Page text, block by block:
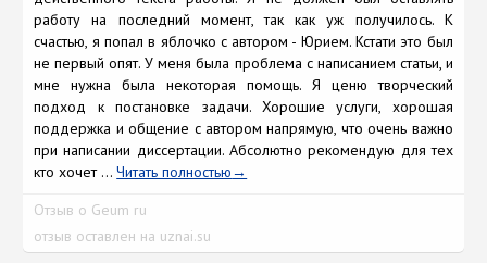
работу на последний момент, так как уж получилось. К
счастью, я попал в яблочко с автором - Юрием. Кстати это был
не первый опят. У меня была проблема с написанием статьи, и
мне нужна была некоторая помощь. Я ценю творческий
подход к постановке задачи. Хорошие услуги, хорошая
поддержка и общение с автором напрямую, что очень важно
при написании диссертации. Абсолютно рекомендую для тех
кто хочет ...Читать полностью
Отзыв о Geum ru
отзыв оставлен на uznai.su